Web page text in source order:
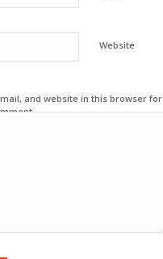
Website
and website in this browser for